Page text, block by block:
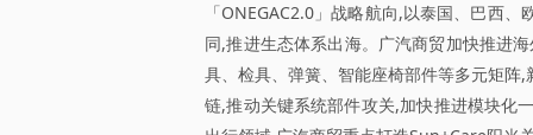
「ONEGAC2.0」战略航向,以泰国、巴西
同,推进生态体系出海。广汽商贸加快推进
具、检具、弹簧、智能座椅部件等多元矩阵
链,推动关键系统部件攻关,加快推进模块化